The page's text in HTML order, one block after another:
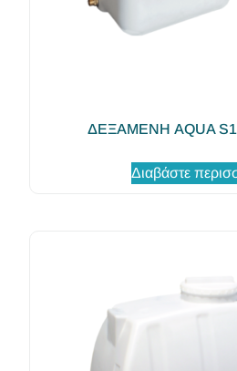
ΔΕΞΑΜΕΝΗ AQUA
Διαβάστε